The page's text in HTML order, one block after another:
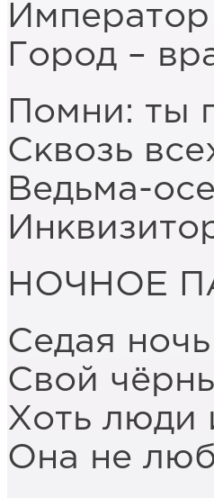
Город –
Помни: ты
Сквозь
Ведьма-
НОЧНОЕ
Седая
Свой
Хоть люди
Она не